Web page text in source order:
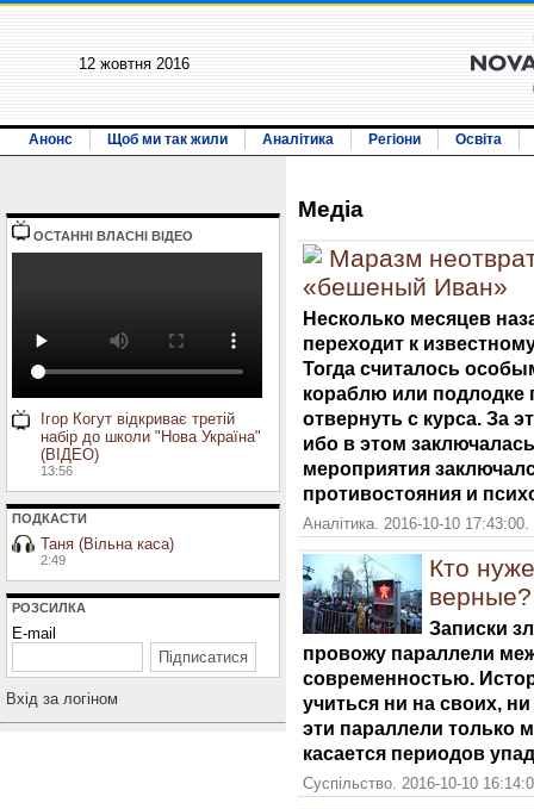
12 жовтня 2016
Анонс Щоб ми так жили Аналітика Регіони Освіта
ОСТАННI ВЛАСНI ВIДЕО
Ігор Когут відкриває третій
набір до школи "Нова Україна"
(ВІДЕО)
13:56
ПОДКАСТИ
Таня (Вільна каса)
2:49
РОЗСИЛКА
E-mail
Вхiд за логiном
Медiа
Маразм
«бешеный Иван»
Несколько месяцев
переходит к
Тогда считалось
кораблю или подлодке
отвернуть с курса. За
ибо в этом
мероприятия
противостояния и
Аналітика. 2016-10-10
Кто
верные?
Записки
провожу параллели
современностью.
учиться ни на своих,
эти параллели только
касается периодов
Суспільство. 2016-10-10